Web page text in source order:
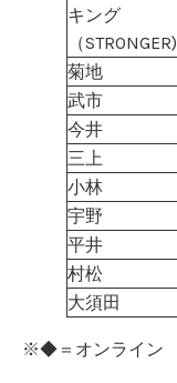
キング
（STRONGER)
菊地
武市
今井
三上
小林
宇野
平井
村松
大須田
※◆＝オンライン